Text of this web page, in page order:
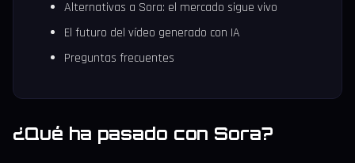
Alternativas a Sora: el mercado sigue vivo
El futuro del vídeo generado con IA
Preguntas frecuentes
¿Qué ha pasado con Sora?